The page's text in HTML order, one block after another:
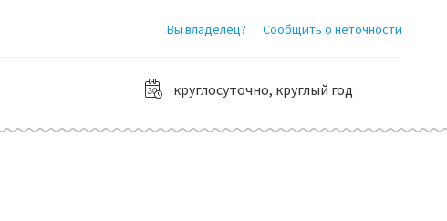
Вы владелец? Сообщить о неточности
круглосуточно, круглый год